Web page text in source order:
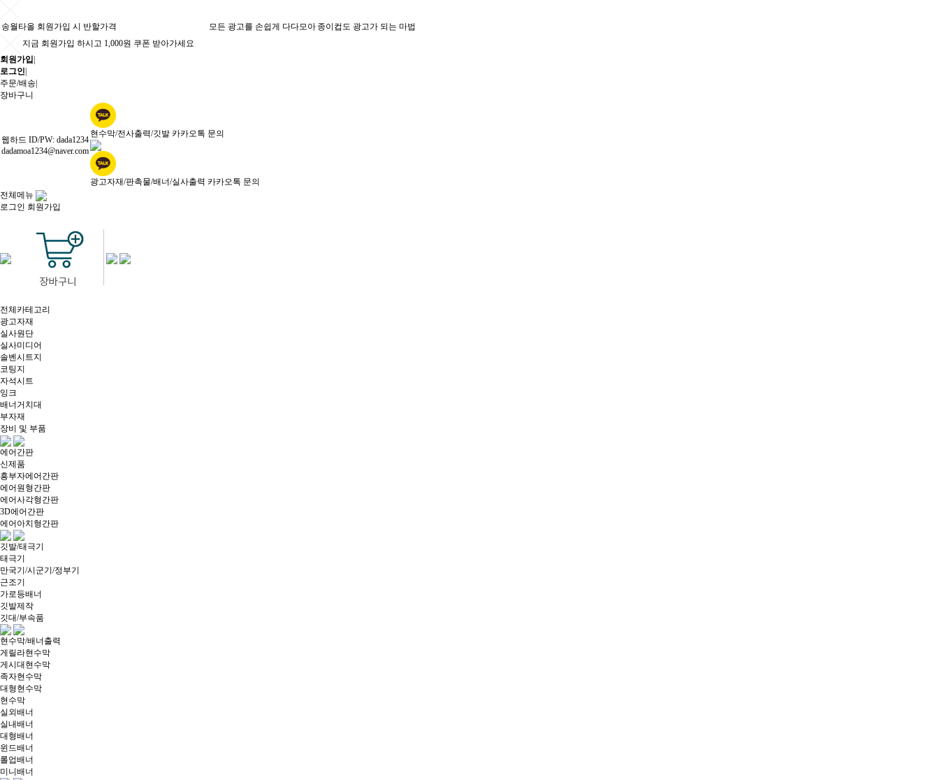
송월타올 회원가입 시 반할가격 모든 광고를 손쉽게 다다모아 종이컵도 광고가 되는 마법
지금 회원가입 하시고 1,000원 쿠폰 받아가세요
회원가입
로그인
주문/배송
장바구니
웹하드 ID/PW: dada1234
dadamoa1234@naver.com
현수막/전사출력/깃발 카카오톡 문의
광고자재/판촉물/배너/실사출력 카카오톡 문의
전체메뉴
로그인 회원가입
전체카테고리
광고자재
실사원단
실사미디어
솔벤시트지
코팅지
자석시트
잉크
배너거치대
부자재
장비 및 부품
에어간판
신제품
흥부자에어간판
에어원형간판
에어사각형간판
3D에어간판
에어아치형간판
깃발/태극기
태극기
만국기/시군기/정부기
근조기
가로등배너
깃발제작
깃대/부속품
현수막/배너출력
게릴라현수막
게시대현수막
족자현수막
대형현수막
현수막
실외배너
실내배너
대형배너
윈드배너
롤업배너
미니배너